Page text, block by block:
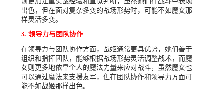
出色，但在面对复杂多变的战场形势时，可能不如魔女那
样灵活多变。
3. 领导力与团队协作
在领导力与团队协作方面，战姬通常更具优势，她们善于
组织和指挥团队，能够根据战场形势灵活调整战术，而魔
女则更多地依靠个人的魔法力量来应对战斗，虽然魔女也
可以通过魔法来支援友军，但在团队协作和领导力方面可
能不如战姬那样出色。